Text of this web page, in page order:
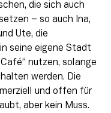
die sich auch
– so auch Ina,
Ute, die
in seine eigene Stadt
nutzen, solange
werden. Die
und offen für
aber kein Muss.